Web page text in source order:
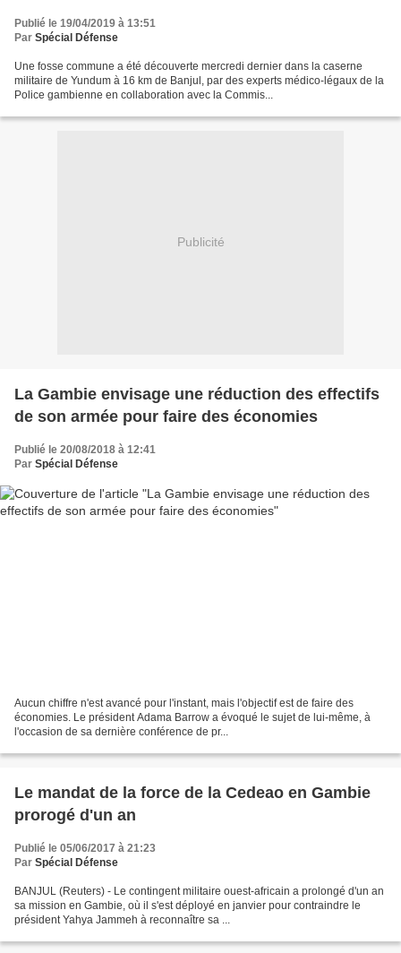
Publié le 19/04/2019 à 13:51
Par Spécial Défense
Une fosse commune a été découverte mercredi dernier dans la caserne
militaire de Yundum à 16 km de Banjul, par des experts médico-légaux de la
Police gambienne en collaboration avec la Commis...
Publicité
La Gambie envisage une réduction des effectifs
de son armée pour faire des économies
Publié le 20/08/2018 à 12:41
Par Spécial Défense
Aucun chiffre n'est avancé pour l'instant, mais l'objectif est de faire des
économies. Le président Adama Barrow a évoqué le sujet de lui-même, à
l'occasion de sa dernière conférence de pr...
Le mandat de la force de la Cedeao en Gambie
prorogé d'un an
Publié le 05/06/2017 à 21:23
Par Spécial Défense
BANJUL (Reuters) - Le contingent militaire ouest-africain a prolongé d'un an
sa mission en Gambie, où il s'est déployé en janvier pour contraindre le
président Yahya Jammeh à reconnaître sa ...